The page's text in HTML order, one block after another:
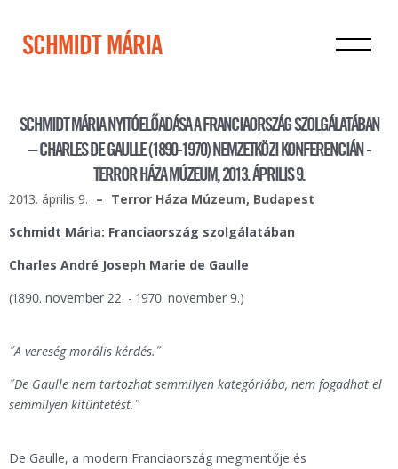
SCHMIDT MÁRIA
SCHMIDT MÁRIA NYITÓELŐADÁSA A FRANCIAORSZÁG SZOLGÁLATÁBAN
– CHARLES DE GAULLE (1890-1970) NEMZETKÖZI KONFERENCIÁN -
TERROR HÁZA MÚZEUM, 2013. ÁPRILIS 9.
2013. április 9.
Terror Háza Múzeum, Budapest
Schmidt Mária: Franciaország szolgálatában
Charles André Joseph Marie de Gaulle
(1890. november 22. - 1970. november 9.)
˝A vereség morális kérdés.˝
˝De Gaulle nem tartozhat semmilyen kategóriába, nem fogadhat el
semmilyen kitüntetést.˝
De Gaulle, a modern Franciaország megmentője és